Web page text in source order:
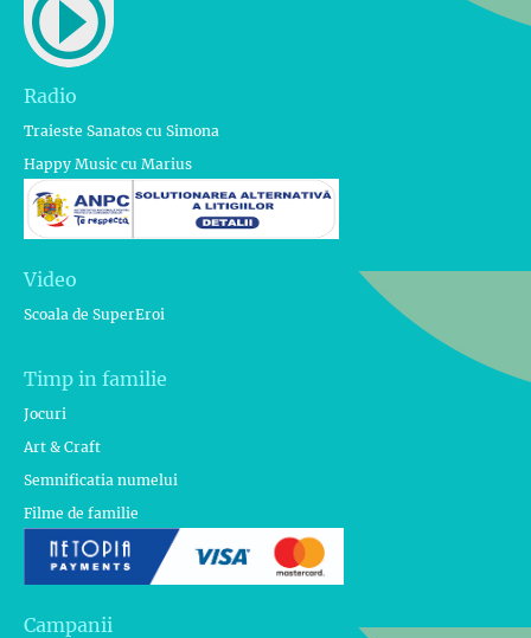
Radio
Traieste Sanatos cu Simona
Happy Music cu Marius
Video
Scoala de SuperEroi
Timp in familie
Jocuri
Art & Craft
Semnificatia numelui
Filme de familie
Campanii